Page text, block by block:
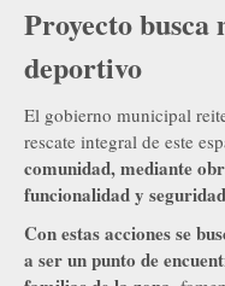
Proyecto
deportivo
El gobierno municipal
rescate integral de este
comunidad, mediante
funcionalidad y
Con estas acciones se
a ser un punto de